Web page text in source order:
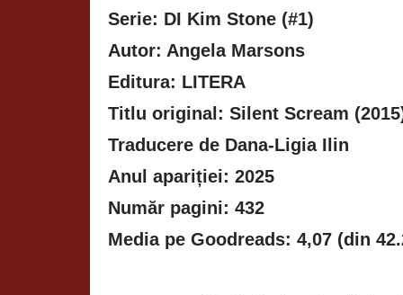
Serie: DI Kim Stone (#1)
Autor: Angela Marsons
Editura: LITERA
Titlu original: Silent Scream
Traducere de Dana-Ligia Ilin
Anul apariției: 2025
Număr pagini: 432
Media pe Goodreads: 4,07 (din